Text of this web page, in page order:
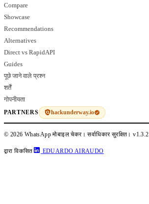
Compare
Showcase
Recommendations
Alternatives
Direct vs RapidAPI
Guides
पूछे जाने वाले प्रश्न
शर्तें
गोपनीयता
PARTNERS hackunderway.io
© 2026 WhatsApp मोबाइल चेकर। सर्वाधिकार सुरक्षित।v1.3.2
द्वारा विकसित EDUARDO AIRAUDO